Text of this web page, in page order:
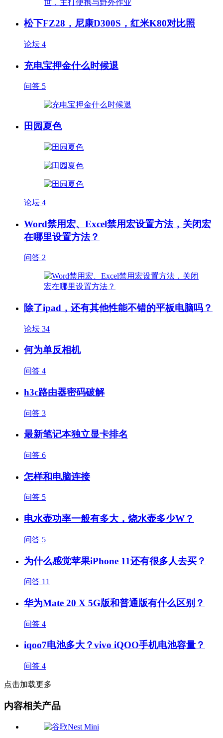
松下FZ28，尼康D300S，红米K80对比照
论坛 4
充电宝押金什么时候退
问答 5
田园夏色
论坛 4
Word禁用宏、Excel禁用宏设置方法，关闭宏
在哪里设置方法？
问答 2
除了ipad，还有其他性能不错的平板电脑吗？
论坛 34
何为单反相机
问答 4
h3c路由器密码破解
问答 3
最新笔记本独立显卡排名
问答 6
怎样和电脑连接
问答 5
电水壶功率一般有多大，烧水壶多少W？
问答 5
为什么感觉苹果iPhone 11还有很多人去买？
问答 11
华为Mate 20 X 5G版和普通版有什么区别？
问答 4
iqoo7电池多大？vivo iQOO手机电池容量？
问答 4
点击加载更多
内容相关产品